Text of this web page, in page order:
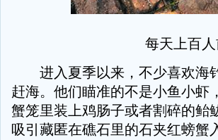
每天上百
进入夏季以来，不少喜欢海
赶海。他们瞄准的不是小鱼小
蟹笼里装上鸡肠子或者割碎的鲐
吸引藏匿在礁石里的石夹红螃蟹